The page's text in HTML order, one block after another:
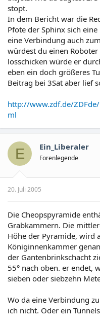
stopt.
In dem Bericht war die
Pfote der Sphinx sich
eine Verbindung auch
würdest du einen
losschicken würde er
eben ein doch größeres
Beitrag bei 3Sat aber lief
http://www.zdf.de/
ml
E Ein_Liberaler
Forenlegende
20. Juli 2005
Die Cheopspyramide
Grabkammern. Die
Höhe der Pyramide, wird
Königinnenkammer
der Gantenbrinkschacht
55° nach oben. er endet,
sieben oder siebzehn
Wo da eine Verbindung
ich nicht. Oder ein